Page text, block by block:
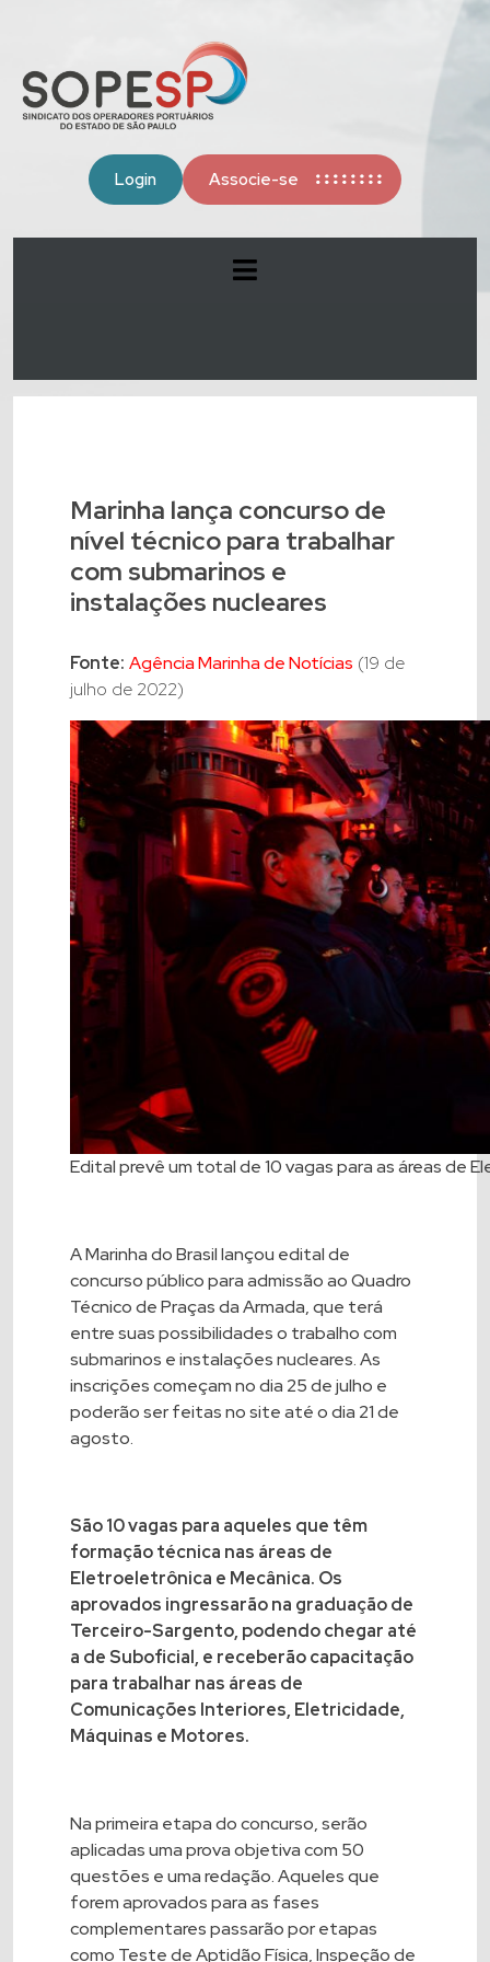
Login Associe-se
Marinha lança concurso de
nível técnico para trabalhar
com submarinos e
instalações nucleares
Fonte: Agência Marinha de Notícias (19 de
julho de 2022)
Edital prevê um total de 10 vagas para as áreas de
A Marinha do Brasil lançou edital de
concurso público para admissão ao Quadro
Técnico de Praças da Armada, que terá
entre suas possibilidades o trabalho com
submarinos e instalações nucleares. As
inscrições começam no dia 25 de julho e
poderão ser feitas nositeaté o dia 21 de
agosto.
São 10 vagas para aqueles que têm
formação técnica nas áreas de
Eletroeletrônica e Mecânica. Os
aprovados ingressarão na graduação de
Terceiro-Sargento, podendo chegar até
a de Suboficial, e receberão capacitação
para trabalhar nas áreas de
Comunicações Interiores, Eletricidade,
Máquinas e Motores.
Na primeira etapa do concurso, serão
aplicadas uma prova objetiva com 50
questões e uma redação. Aqueles que
forem aprovados para as fases
complementares passarão por etapas
como Teste de Aptidão Física, Inspeção de